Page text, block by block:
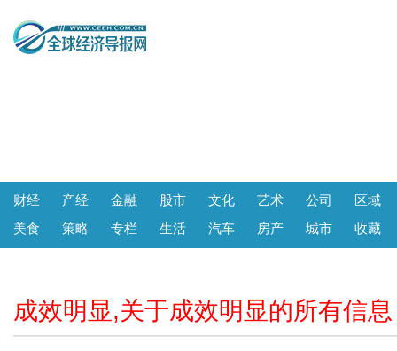
财经 产经 金融 股市 文化 艺术 公司
区域
美食
策略 专栏 生活 汽车 房产 城市 收藏
成效明显,关于成效明显的所有信息